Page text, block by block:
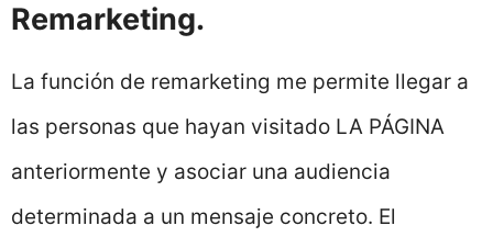
Remarketing.
La función de remarketing me permite llegar a
las personas que hayan visitado LA PÁGINA
anteriormente y asociar una audiencia
determinada a un mensaje concreto. El